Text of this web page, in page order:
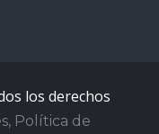
los derechos
Política de